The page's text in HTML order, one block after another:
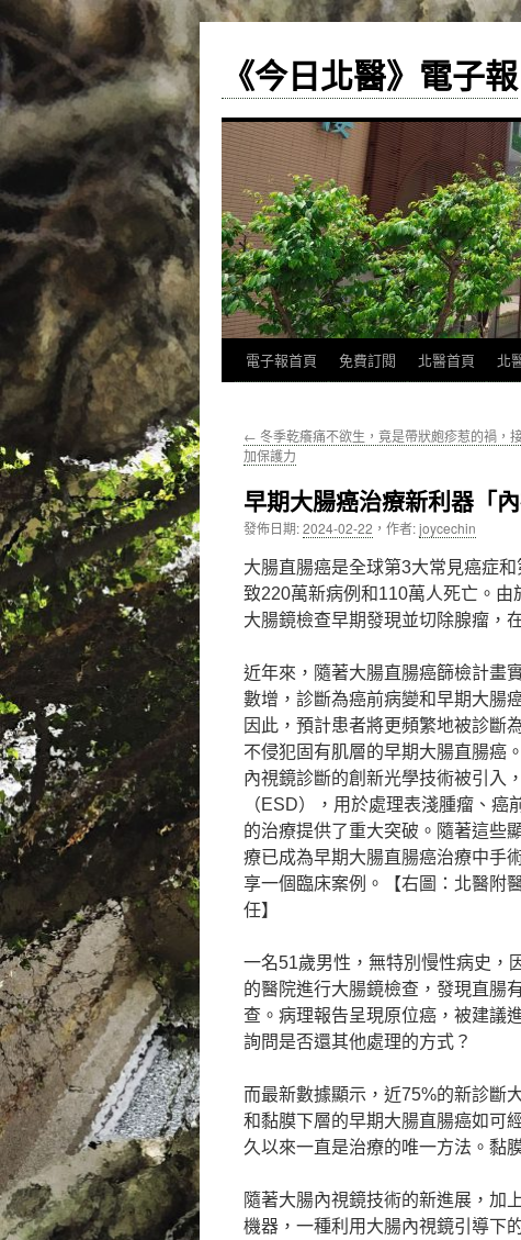
《今日北醫》電子報
跳
主
內
容
電子報首頁 免費訂閱 北醫首頁 北
← 冬季乾癢痛不欲生，竟是帶狀皰疹惹的禍，
加保護力
早期大腸癌治療新利器「
發佈日期:2024-02-22 ， 作者:joycechin
大腸直腸癌是全球第3大常見癌症
致220萬新病例和110萬人死亡。
大腸鏡檢查早期發現並切除腺瘤，
近年來，隨著大腸直腸癌篩檢計畫
數增，診斷為癌前病變和早期大腸
因此，預計患者將更頻繁地被診斷
不侵犯固有肌層的早期大腸直腸癌
內視鏡診斷的創新光學技術被引入
（ESD），用於處理表淺腫瘤、癌
的治療提供了重大突破。隨著這些
療已成為早期大腸直腸癌治療中手
享一個臨床案例。【右圖：北醫附
任】
一名51歲男性，無特別慢性病史，
的醫院進行大腸鏡檢查，發現直腸
查。病理報告呈現原位癌，被建議
詢問是否還其他處理的方式？
而最新數據顯示，近75%的新診斷
和黏膜下層的早期大腸直腸癌如可
久以來一直是治療的唯一方法。黏
隨著大腸內視鏡技術的新進展，加
機器，一種利用大腸內視鏡引導下